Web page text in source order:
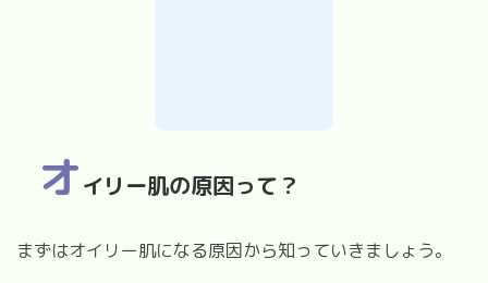
オイリー肌の原因って？
まずはオイリー肌になる原因から知っていきましょう。